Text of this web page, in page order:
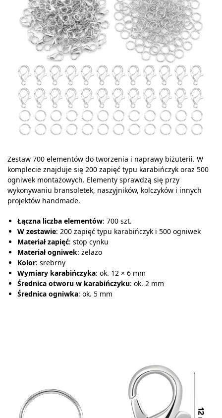
Zestaw 700 elementów do tworzenia i naprawy biżuterii. W
komplecie znajduje się 200 zapięć typu karabińczyk oraz 500
ogniwek montażowych. Elementy sprawdzą się przy
wykonywaniu bransoletek, naszyjników, kolczyków i innych
projektów handmade.
Łączna liczba elementów: 700 szt.
W zestawie: 200 zapięć typu karabińczyk i 500 ogniwek
Materiał zapięć: stop cynku
Materiał ogniwek: żelazo
Kolor: srebrny
Wymiary karabińczyka: ok. 12 × 6 mm
Średnica otworu w karabińczyku: ok. 2 mm
Średnica ogniwka: ok. 5 mm